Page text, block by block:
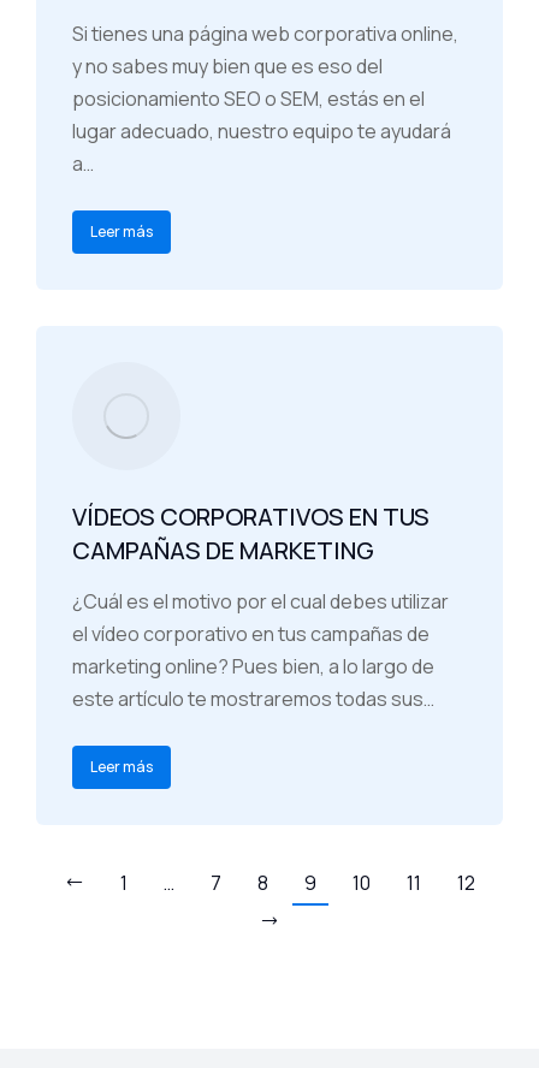
Si tienes una página web corporativa online,
y no sabes muy bien que es eso del
posicionamiento SEO o SEM, estás en el
lugar adecuado, nuestro equipo te ayudará
a…
Leer más
VÍDEOS CORPORATIVOS EN TUS
CAMPAÑAS DE MARKETING
¿Cuál es el motivo por el cual debes utilizar
el vídeo corporativo en tus campañas de
marketing online? Pues bien, a lo largo de
este artículo te mostraremos todas sus…
Leer más
1 … 7 8 9 10 11 12